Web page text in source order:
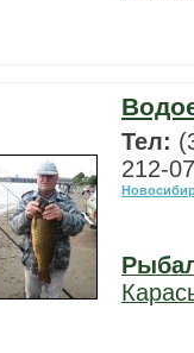
Тел:
212-